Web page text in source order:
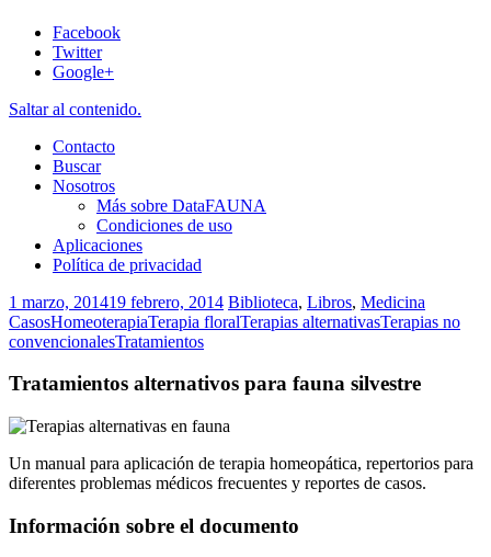
Facebook
Twitter
Google+
Saltar al contenido.
Contacto
Buscar
Nosotros
Más sobre DataFAUNA
Condiciones de uso
Aplicaciones
Política de privacidad
1 marzo, 201419 febrero, 2014 Biblioteca, Libros, Medicina
CasosHomeoterapiaTerapia floralTerapias alternativasTerapias no
convencionalesTratamientos
Tratamientos alternativos para fauna silvestre
Un manual para aplicación de terapia homeopática, repertorios para
diferentes problemas médicos frecuentes y reportes de casos.
Información sobre el documento